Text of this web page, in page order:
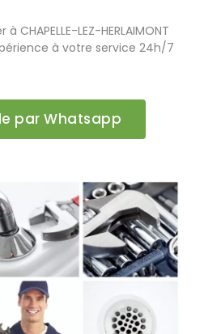
LEZ-HERLAIMONT
à votre service 24h/7
par Whatsapp